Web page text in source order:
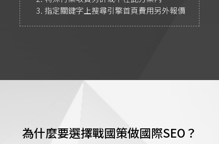
指定關鍵字上搜尋引擎首頁費用另外報價
為什麼要選擇戰國策做國際SEO？